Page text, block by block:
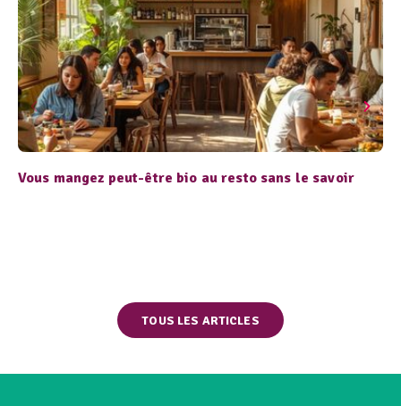
Vous mangez peut-être bio au resto sans le savoir
TOUS LES ARTICLES